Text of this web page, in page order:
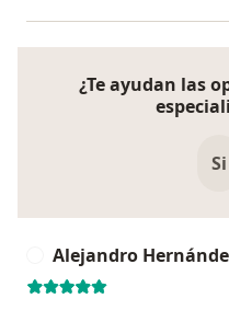
¿Te ayudan las
Si
Alejandro